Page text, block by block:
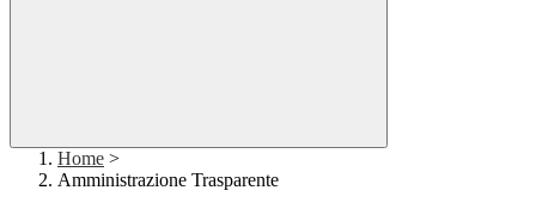
Home >
Amministrazione Trasparente